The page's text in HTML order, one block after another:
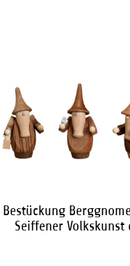
Bestückung
Seiffener Volkskunst